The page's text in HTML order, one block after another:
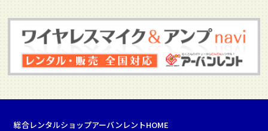
総合レンタルショップアーバンレントHOME